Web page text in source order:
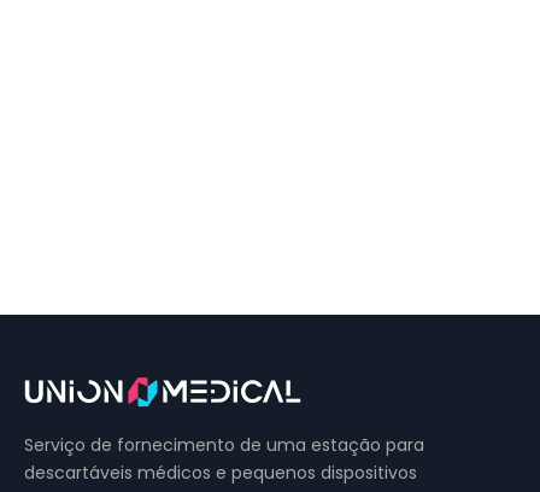
Serviço de fornecimento de uma estação para
descartáveis ​​médicos e pequenos dispositivos